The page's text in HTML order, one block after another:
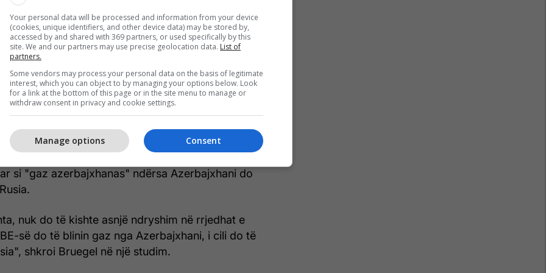
siguruar që flukset e energjisë të vendit të mos
euronews, përcjell Telegrafi.
mund t'i drejtohet Azerbajxhanit, një
që e ka pozicionuar veten si një opsion i
Evropën për të zëvendësuar gazin rus.
me Azerbajxhanin janë të diskutueshme
së dobët të të drejtave të njeriut në vend.
si "gaz azerbajxhanas" ndërsa Azerbajxhani do
nuk do të kishte asnjë ndryshim në rrjedhat e
së do të blinin gaz nga Azerbajxhani, i cili do të
shkroi Bruegel në një studim.
Your personal data will be processed and information from your device
(cookies, unique identifiers, and other device data) may be stored by,
accessed by and shared with 369 partners, or used specifically by this
site. We and our partners may use precise geolocation data. List of
partners.
Some vendors may process your personal data on the basis of legitimate
interest, which you can object to by managing your options below. Look
for a link at the bottom of this page or in the site menu to manage or
withdraw consent in privacy and cookie settings.
Consent
Manage options